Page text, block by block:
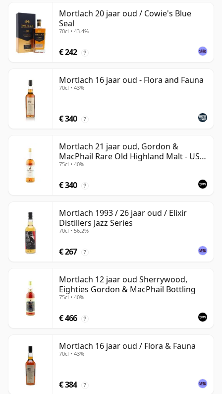
Mortlach 20 jaar oud / Cowie's Blue
Seal
70cl • 43.4%
€ 242 ?
Mortlach 16 jaar oud - Flora and Fauna
70cl • 43%
€ 340 ?
Mortlach 21 jaar oud, Gordon &
MacPhail Rare Old Highland Malt - US
Import
75cl • 40%
€ 340 ?
Mortlach 1993 / 26 jaar oud / Elixir
Distillers Jazz Series
70cl • 56.2%
€ 267 ?
Mortlach 12 jaar oud Sherrywood,
Eighties Gordon & MacPhail Bottling
75cl • 40%
€ 466 ?
Mortlach 16 jaar oud / Flora & Fauna
70cl • 43%
€ 384 ?